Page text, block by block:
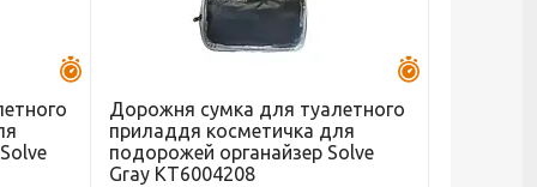
Дорожня сумка для туалетного
приладдя косметичка для
подорожей органайзер Solve
Gray KT6004208